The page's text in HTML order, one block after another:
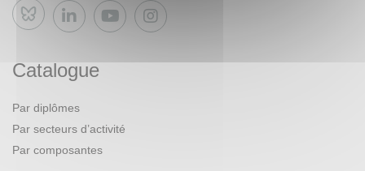
Bluesky
Catalogue
Par diplômes
Par secteurs d’activité
Par composantes